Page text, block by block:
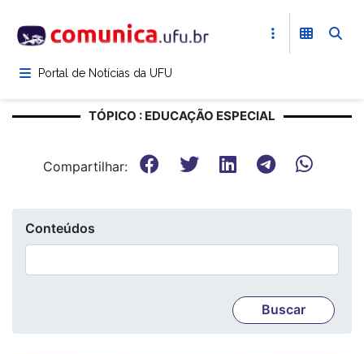
para
conteúdoPortal de Notícias da UFU
TÓPICO : EDUCAÇÃO ESPECIAL
Compartilhar:
Conteúdos